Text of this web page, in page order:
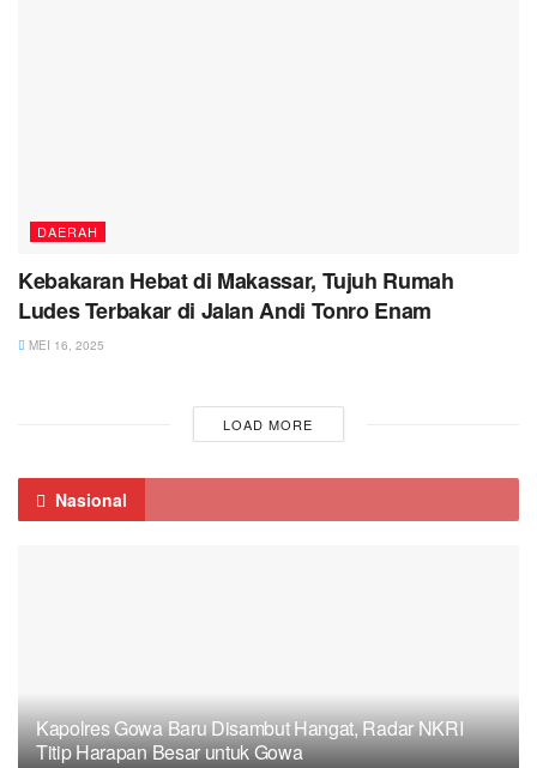
DAERAH
Kebakaran Hebat di Makassar, Tujuh Rumah
Ludes Terbakar di Jalan Andi Tonro Enam
MEI 16, 2025
LOAD MORE
Nasional
Kapolres Gowa Baru Disambut Hangat, Radar NKRI
Titip Harapan Besar untuk Gowa